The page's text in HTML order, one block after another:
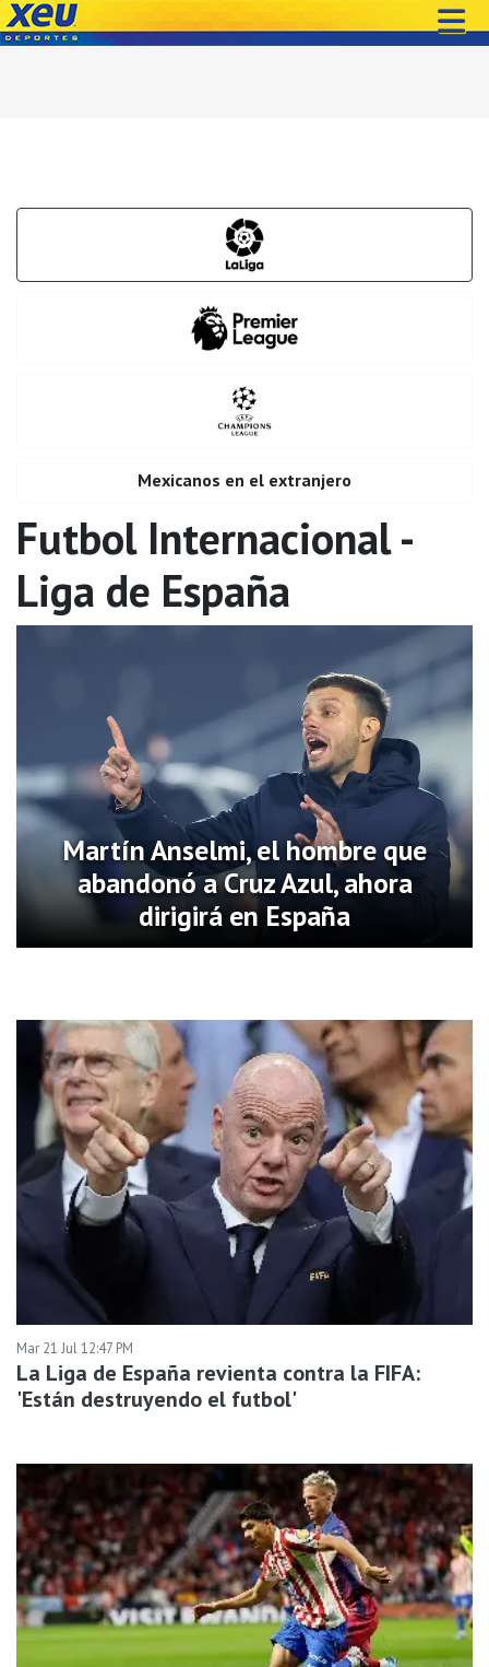
Mexicanos en el extranjero
Futbol Internacional -
Liga de España
Martín Anselmi, el hombre que
abandonó a Cruz Azul, ahora
dirigirá en España
Mar 21 Jul 12:47 PM
La Liga de España revienta contra la FIFA:
'Están destruyendo el futbol'